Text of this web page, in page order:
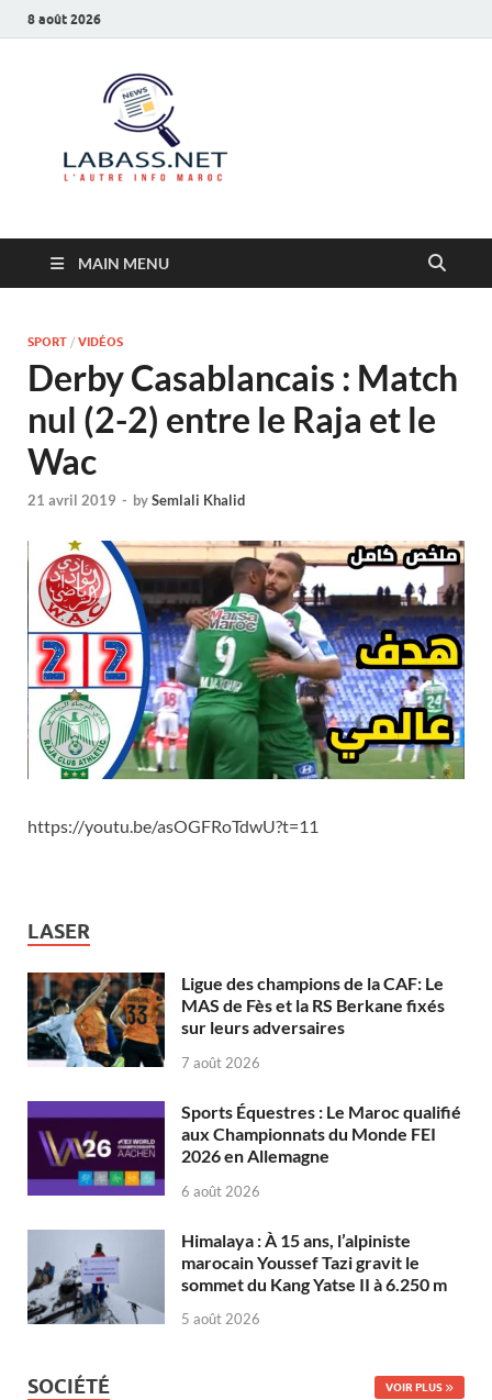
8 août 2026
MAIN MENU
SPORT / VIDÉOS
Derby Casablancais : Match
nul (2-2) entre le Raja et le
Wac
21 avril 2019 - bySemlali Khalid
https://youtu.be/asOGFRoTdwU?t=11
LASER
Ligue des champions de la CAF: Le
MAS de Fès et la RS Berkane fixés
sur leurs adversaires
7 août 2026
Sports Équestres : Le Maroc qualifié
aux Championnats du Monde FEI
2026 en Allemagne
6 août 2026
Himalaya : À 15 ans, l’alpiniste
marocain Youssef Tazi gravit le
sommet du Kang Yatse II à 6.250 m
5 août 2026
SOCIÉTÉ VOIR PLUS